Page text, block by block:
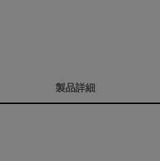
製品詳細